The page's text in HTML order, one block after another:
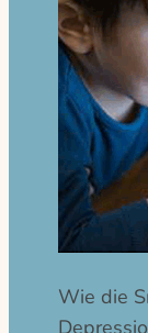
Wie die